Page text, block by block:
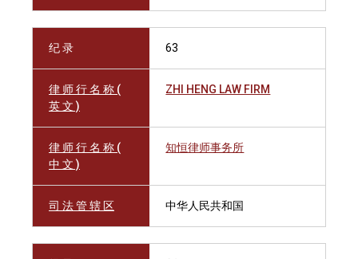
纪 录 63
律 师 行 名 称 (
英 文 )
ZHI HENG LAW FIRM
律 师 行 名 称 (
中 文 )
知恒律师事务所
司 法 管 辖 区 中华人民共和国